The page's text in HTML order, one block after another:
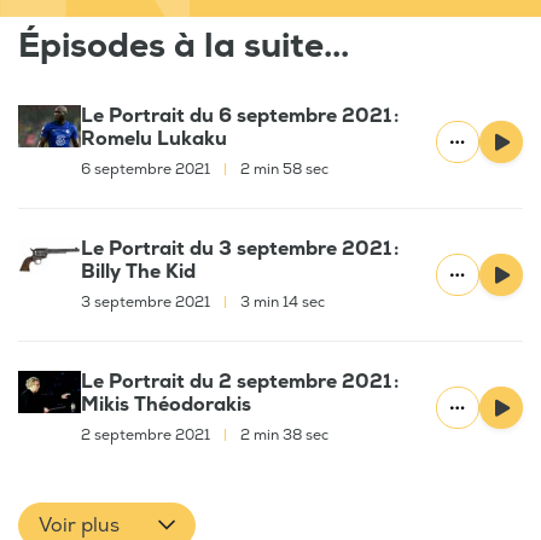
Épisodes à la suite...
Le Portrait du 6 septembre 2021 :
Romelu Lukaku
6 septembre 2021 2 min 58 sec
Le Portrait du 3 septembre 2021 :
Billy The Kid
3 septembre 2021 3 min 14 sec
Le Portrait du 2 septembre 2021 :
Mikis Théodorakis
2 septembre 2021 2 min 38 sec
Voir plus